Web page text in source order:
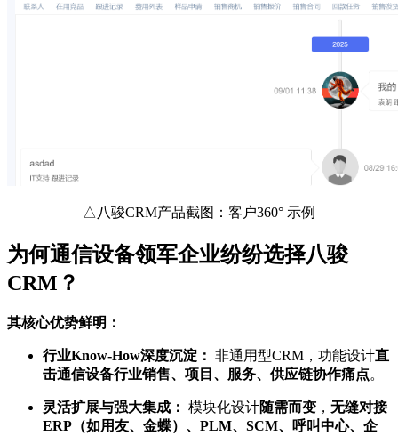
△八骏CRM产品截图：客户360° 示例
为何通信设备领军企业纷纷选择八骏
CRM？
其核心优势鲜明：
行业Know-How深度沉淀： 非通用型CRM，功能设计直
击通信设备行业销售、项目、服务、供应链协作痛点。
灵活扩展与强大集成： 模块化设计随需而变 ， 无缝对接
ERP（如用友、金蝶）、PLM、SCM、呼叫中心、企